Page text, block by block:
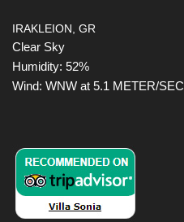
IRAKLEION, GR
Clear Sky
Humidity: 52%
Wind: WNW at 5.1 METER/SEC